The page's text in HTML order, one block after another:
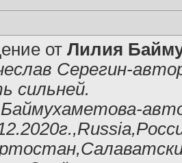
от Лилия
Серегин-
сильней.